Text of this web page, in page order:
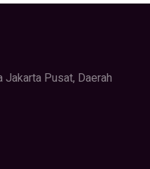
Jakarta Pusat, Daerah